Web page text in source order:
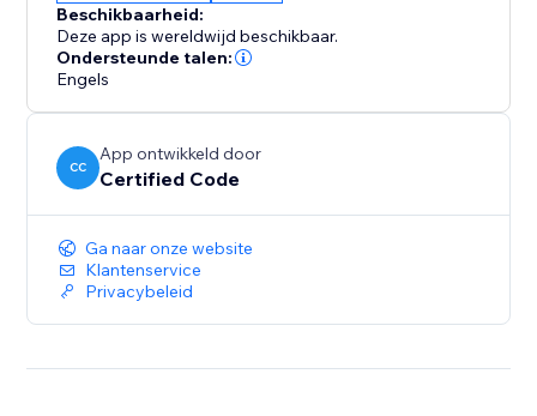
Beschikbaarheid:
Deze app is wereldwijd beschikbaar.
Ondersteunde talen:
Engels
CC
App ontwikkeld door
Certified Code
Ga naar onze website
Klantenservice
Privacybeleid